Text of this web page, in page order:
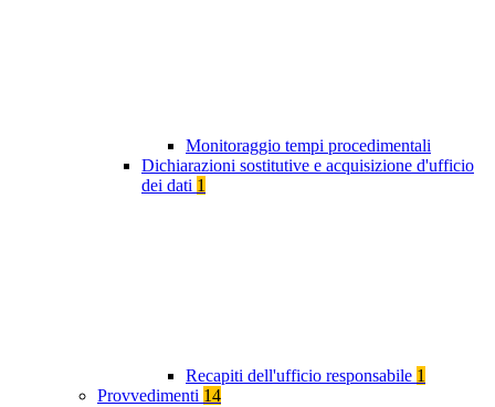
Monitoraggio tempi procedimentali
Dichiarazioni sostitutive e acquisizione d'ufficio
dei dati 1
Recapiti dell'ufficio responsabile 1
Provvedimenti 14